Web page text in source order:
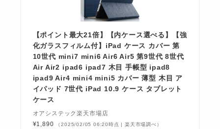
【ポイント最大21倍】【内ケース選べる】【強
化ガラスフィルム付】iPad ケース カバー 第
10世代 mini7 mini6 Air6 Air5 第9世代 8世代
Air Air2 ipad6 ipad7 木目 手帳型 ipad8
ipad9 Air4 mini4 mini5 カバー 薄型 木目 ア
イパッド 7世代 iPad 10.9 ケース タブレット
ケース
オアシステック楽天市場店
¥1,890
（2025/02/05 06:20時点 | 楽天市場調べ）